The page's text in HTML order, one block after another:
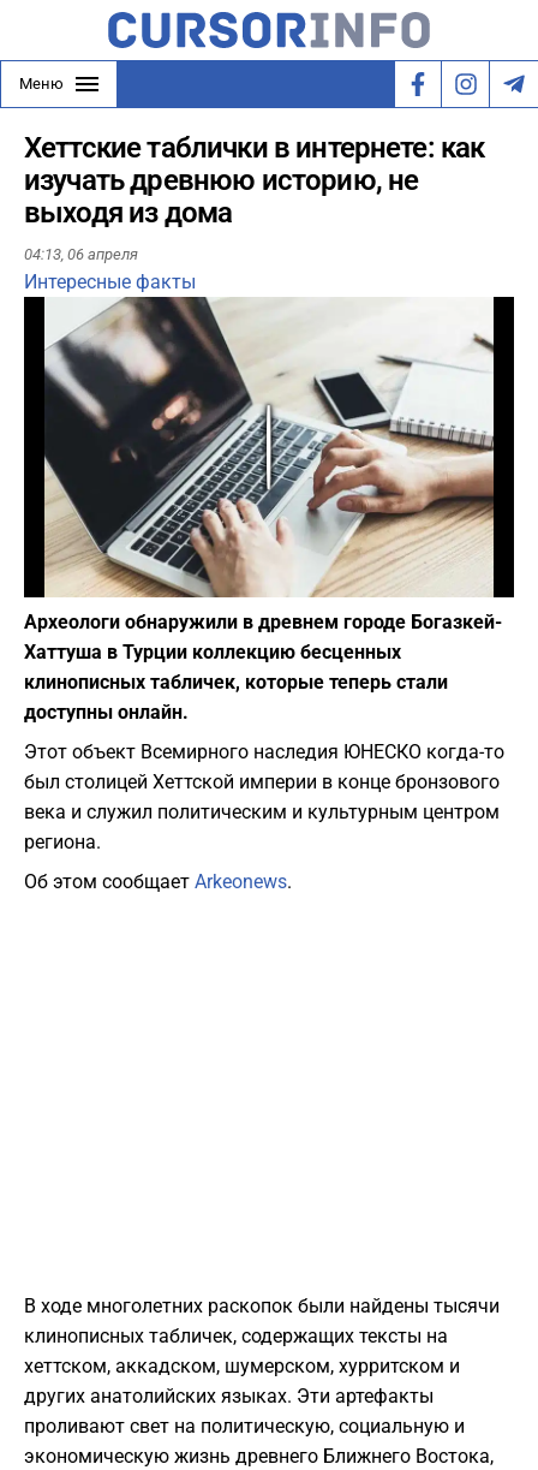
Меню
Хеттские таблички в интернете: как
изучать древнюю историю, не
выходя из дома
04:13, 06 апреля
Интересные факты
Play
Фото: depositphotos.com
Археологи обнаружили в древнем городе Богазкей-
Хаттуша в Турции коллекцию бесценных
клинописных табличек, которые теперь стали
доступны онлайн.
Этот объект Всемирного наследия ЮНЕСКО когда-то
был столицей Хеттской империи в конце бронзового
века и служил политическим и культурным центром
региона.
Об этом сообщает Arkeonews.
В ходе многолетних раскопок были найдены тысячи
клинописных табличек, содержащих тексты на
хеттском, аккадском, шумерском, хурритском и
других анатолийских языках. Эти артефакты
проливают свет на политическую, социальную и
экономическую жизнь древнего Ближнего Востока,